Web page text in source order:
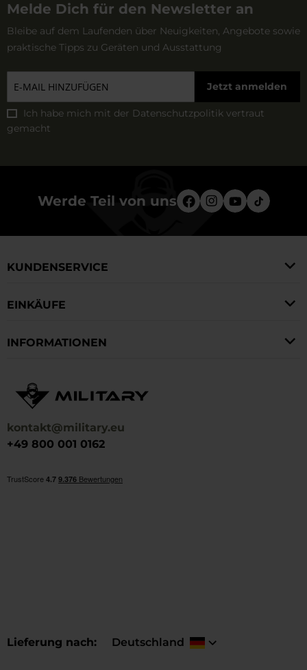
Melde Dich für den Newsletter an
Bleibe auf dem Laufenden über Neuigkeiten, Angebote sowie
praktische Tipps zu Geräten und Ausstattung
Jetzt anmelden
Ich habe mich mit der Datenschutzpolitik vertraut
gemacht
Werde Teil von uns
kontakt@military.eu
+49 800 001 0162
Lieferung nach Deutschland
KUNDENSERVICE
EINKÄUFE
INFORMATIONEN